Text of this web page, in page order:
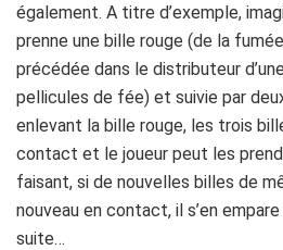
également. A titre d’exemple,
prenne une bille rouge (de la
précédée dans le distributeur
pellicules de fée) et suivie par
enlevant la bille rouge, les trois
contact et le joueur peut les
faisant, si de nouvelles billes de
nouveau en contact, il s’en
suite…